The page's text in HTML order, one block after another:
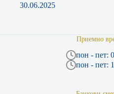
30.06.2025
Приемно
пон - пет:
пон - пет: